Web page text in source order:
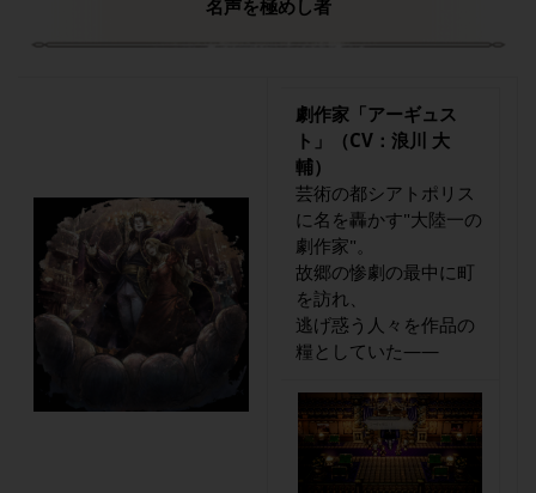
名声を極めし者
劇作家「アーギュス
ト」（CV：浪川 大
輔）
芸術の都シアトポリス
に名を轟かす"大陸一の
劇作家"。
故郷の惨劇の最中に町
を訪れ、
逃げ惑う人々を作品の
糧としていた――